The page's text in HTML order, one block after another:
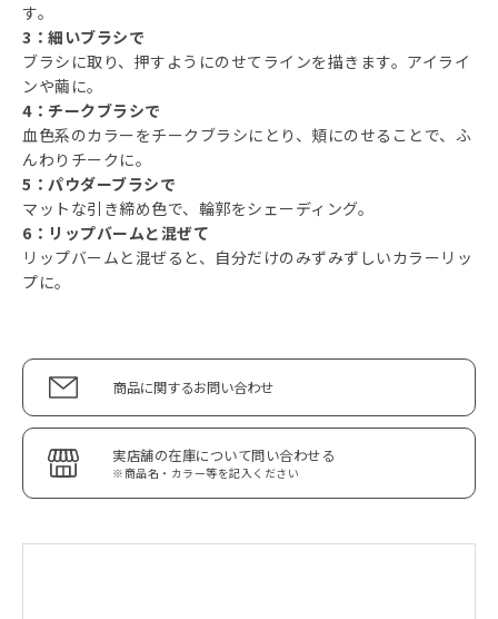
す。
3：細いブラシで
ブラシに取り、押すようにのせてラインを描きます。アイライ
ンや繭に。
4：チークブラシで
血色系のカラーをチークブラシにとり、頬にのせることで、ふ
んわりチークに。
5：パウダーブラシで
マットな引き締め色で、輪郭をシェーディング。
6：リップバームと混ぜて
リップバームと混ぜると、自分だけのみずみずしいカラーリッ
プに。
商品に関するお問い合わせ
実店舗の在庫について問い合わせる
※商品名・カラー等を記入ください